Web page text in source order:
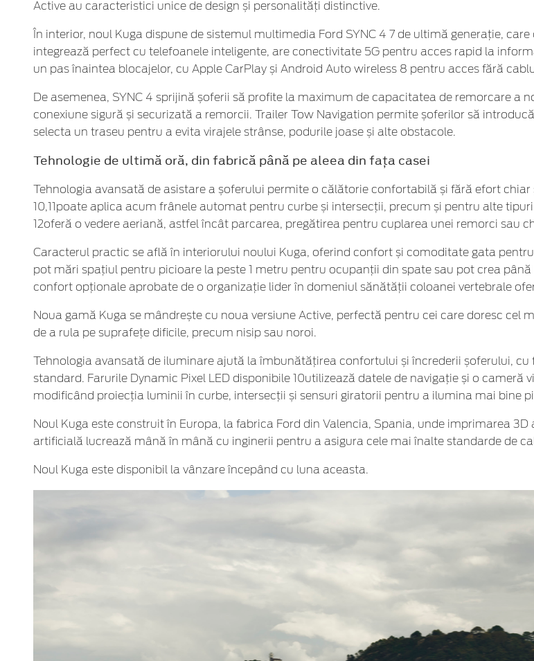
Active au caracteristici unice de design și personalități distinctive.
În interior, noul Kuga dispune de sistemul multimedia Ford SYNC 4 7 de ultimă generație,
integrează perfect cu telefoanele inteligente, are conectivitate 5G pentru acces rapid la
un pas înaintea blocajelor, cu Apple CarPlay și Android Auto wireless 8 pentru acces fără
De asemenea, SYNC 4 sprijină șoferii să profite la maximum de capacitatea de remorcare a
conexiune sigură și securizată a remorcii. Trailer Tow Navigation permite șoferilor să
selecta un traseu pentru a evita virajele strânse, podurile joase și alte obstacole.
Tehnologie de ultimă oră, din fabrică până pe aleea din fața casei
Tehnologia avansată de asistare a șoferului permite o călătorie confortabilă și fără efort
10,11poate aplica acum frânele automat pentru curbe și intersecții, precum și pentru alte
12oferă o vedere aeriană, astfel încât parcarea, pregătirea pentru cuplarea unei remorci
Caracterul practic se află în interiorului noului Kuga, oferind confort și comoditate gata
pot mări spațiul pentru picioare la peste 1 metru pentru ocupanții din spate sau pot crea
confort opționale aprobate de o organizație lider în domeniul sănătății coloanei vertebrale
Noua gamă Kuga se mândrește cu noua versiune Active, perfectă pentru cei care doresc cel
de a rula pe suprafețe dificile, precum nisip sau noroi.
Tehnologia avansată de iluminare ajută la îmbunătățirea confortului și încrederii șoferului,
standard. Farurile Dynamic Pixel LED disponibile 10utilizează datele de navigație și o
modificând proiecția luminii în curbe, intersecții și sensuri giratorii pentru a ilumina mai bine
Noul Kuga este construit în Europa, la fabrica Ford din Valencia, Spania, unde imprimarea
artificială lucrează mână în mână cu inginerii pentru a asigura cele mai înalte standarde de
Noul Kuga este disponibil la vânzare începând cu luna aceasta.